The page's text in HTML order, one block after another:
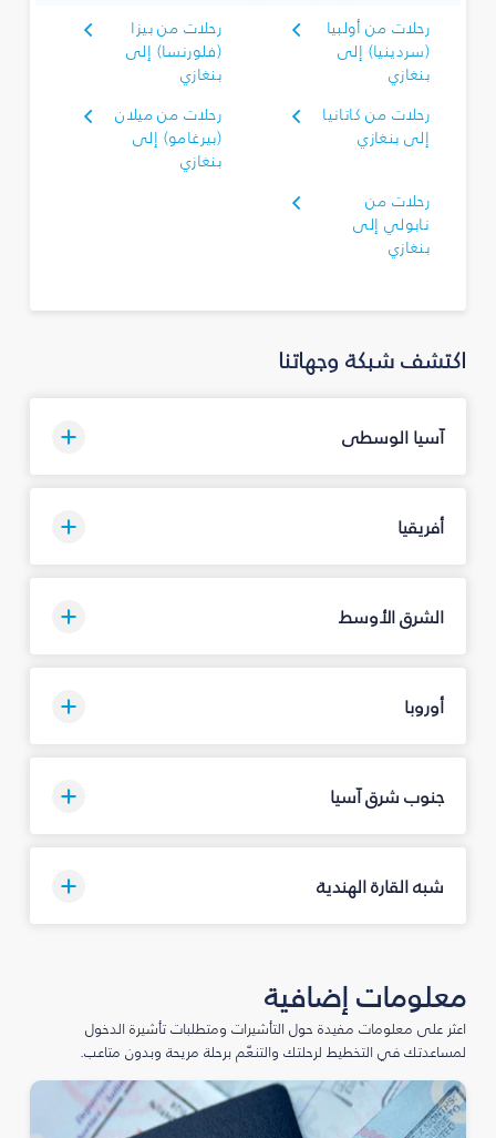
رحلات من أولبيا
(سردينيا) إلى
بنغازي
رحلات من بيزا
(فلورنسا) إلى
بنغازي
رحلات من كاتانيا
إلى بنغازي
رحلات من ميلان
(بيرغامو) إلى
بنغازي
رحلات من
نابولي إلى
بنغازي
اكتشف شبكة وجهاتنا
آسيا الوسطى
أفريقيا
الشرق الأوسط
أوروبا
جنوب شرق آسيا
شبه القارة الهندية
معلومات إضافية
اعثر على معلومات مفيدة حول التأشيرات ومتطلبات تأشيرة الدخول
لمساعدتك في التخطيط لرحلتك والتنعّم برحلة مريحة وبدون متاعب.